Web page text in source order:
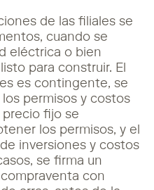
de las filiales se
cuando se
eléctrica o bien
para construir. El
es contingente, se
permisos y costos
precio fijo se
los permisos, y el
inversiones y costos
se firma un
con